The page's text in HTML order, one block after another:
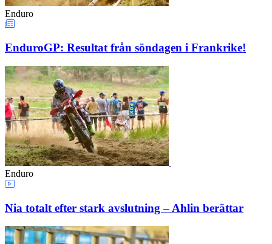
Enduro
EnduroGP: Resultat från söndagen i Frankrike!
Enduro
Nia totalt efter stark avslutning – Ahlin berättar